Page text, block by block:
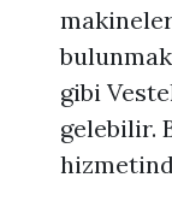
gibi
gelebilir.